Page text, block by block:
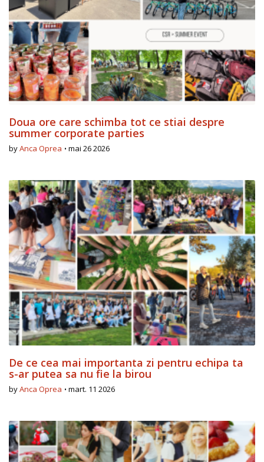
Doua ore care schimba tot ce stiai despre
summer corporate parties
byAnca Oprea mai 26 2026
De ce cea mai importanta zi pentru echipa ta
s-ar putea sa nu fie la birou
byAnca Oprea mart. 11 2026